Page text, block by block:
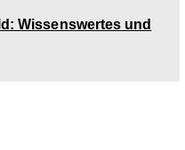
Wissenswertes und